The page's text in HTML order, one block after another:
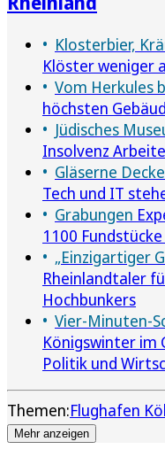
Klosterbier,
Klöster weniger
Vom Herkules
höchsten
Jüdisches
Insolvenz
Gläserne
Tech und IT
Grabungen
1100
„Einzigartiger
Rheinlandtaler
Hochbunkers
Vier-Minuten-
Königswinter im
Politik und
Themen:Flughafen
Mehr anzeigen